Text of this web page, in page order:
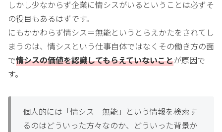
しかし少なからず企業に情シスがいるということは必ずそ
の役目もあるはずです。
にもかかわらず情シス＝無能というとらえかたをされてし
まうのは、情シスという仕事自体ではなくその働き方の面
で情シスの価値を認識してもらえていないことが原因で
す。
個人的には「情シス 無能」という情報を検索す
るのはどういった方々なのか、どういった背景か